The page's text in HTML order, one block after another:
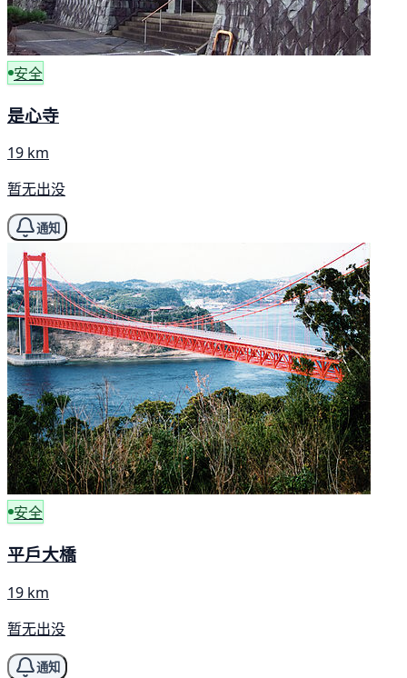
安全
是心寺
19 km
暂无出没
通知
安全
平戶大橋
19 km
暂无出没
通知